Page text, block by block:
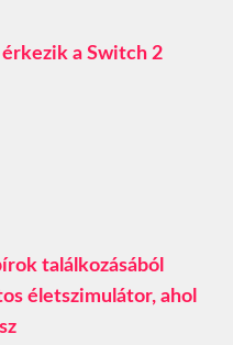
a Switch 2
találkozásából
életszimulátor, ahol